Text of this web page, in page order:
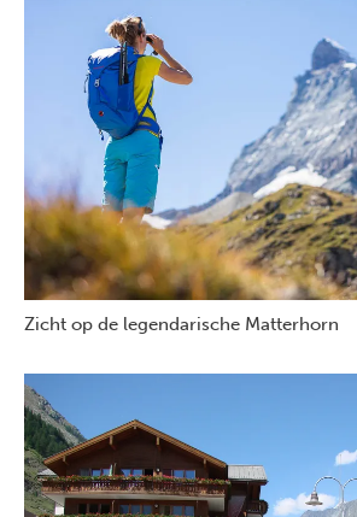
Zicht op de legendarische Matterhorn